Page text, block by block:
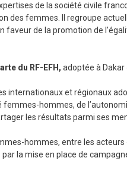
de la société civile
des femmes. Il regroupe
de la promotion de
du RF-EFH, adoptée à Dakar
internationaux et régionaux
femmes-hommes, de
les résultats parmi ses
hommes, entre les
la mise en place de